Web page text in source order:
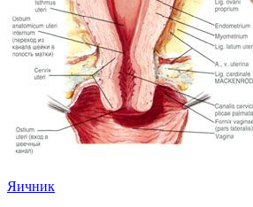
Яичник